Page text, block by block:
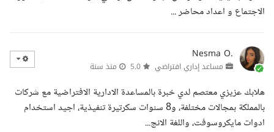
الاجتماع و اعداد محاضر ...
Nesma O.
مساعد إداري افتراضي منذ سنة
هلابك عزيزي معتصم لدي خبرة بالمساعدة الادارية الافتراضية مع شركات
بالمملكة بمجالات مختلفة، و8 سنوات سكرتيرة تنفيذية، اجيد استخدام
ادوات مايكروسوفت، واللغة الانج...